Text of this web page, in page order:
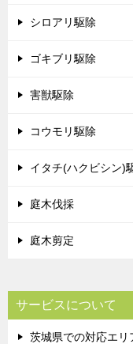
シロアリ駆除
ゴキブリ駆除
害獣駆除
コウモリ駆除
イタチ(ハクビシン)
庭木伐採
庭木剪定
サービスについて
茨城県での対応エリ